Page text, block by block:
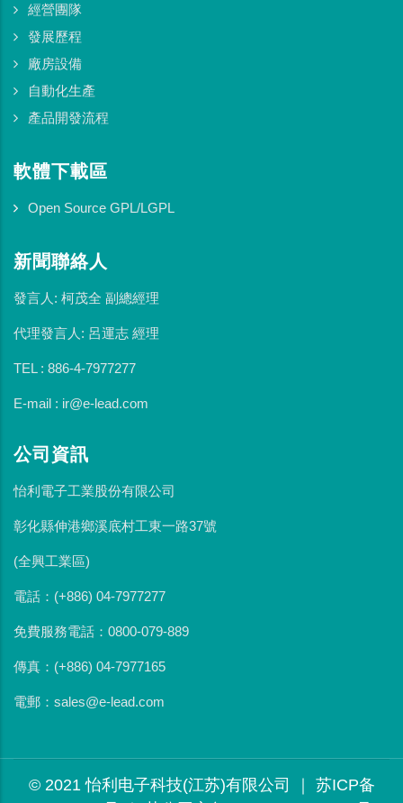
經營團隊
發展歷程
廠房設備
自動化生產
產品開發流程
軟體下載區
Open Source GPL/LGPL
新聞聯絡人
發言人: 柯茂全 副總經理
代理發言人: 呂運志 經理
TEL : 886-4-7977277
E-mail : ir@e-lead.com
公司資訊
怡利電子工業股份有限公司
彰化縣伸港鄉溪底村工東一路37號
(全興工業區)
電話：(+886) 04-7977277
免費服務電話：0800-079-889
傳真：(+886) 04-7977165
電郵：sales@e-lead.com
© 2021 怡利电子科技(江苏)有限公司 ｜ 苏ICP备